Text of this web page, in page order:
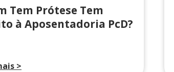
Tem Prótese Tem
à Aposentadoria PcD?
>